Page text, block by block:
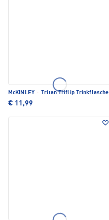
McKINLEY · Tritan Triflip Trinkflasche
€ 11,99